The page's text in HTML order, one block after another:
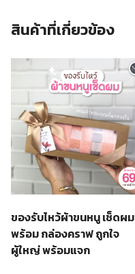
สินค้าที่เกี่ยวข้อง
ของรับไหว้ผ้าขนหนู เช็ดผม
พร้อม กล่องคราฟ ถูกใจ
ผู้ใหญ่ พร้อมแจก